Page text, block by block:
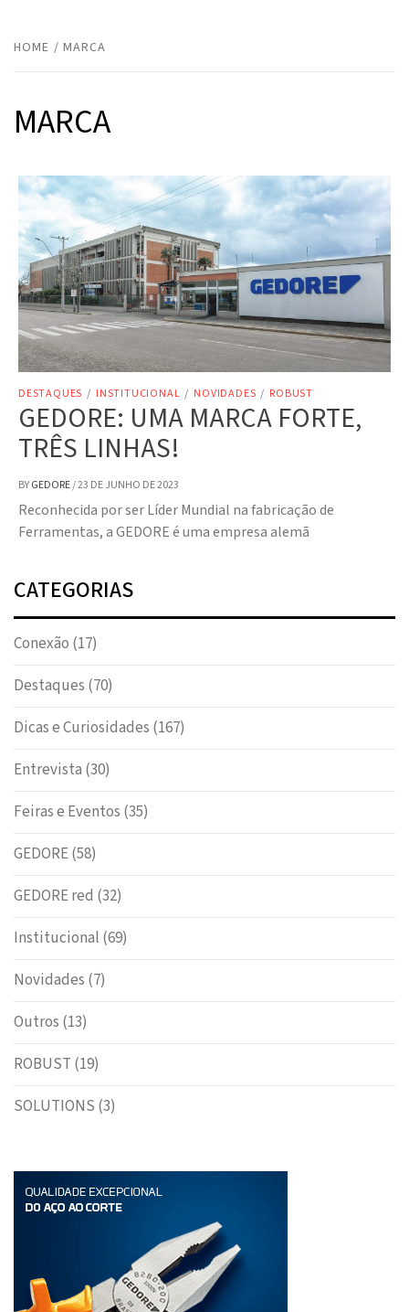
HOME MARCA
MARCA
DESTAQUES / INSTITUCIONAL / NOVIDADES / ROBUST
GEDORE: UMA MARCA FORTE,
TRÊS LINHAS!
BYGEDORE/23 DE JUNHO DE 2023
Reconhecida por ser Líder Mundial na fabricação de
Ferramentas, a GEDORE é uma empresa alemã
CATEGORIAS
Conexão (17)
Destaques (70)
Dicas e Curiosidades (167)
Entrevista (30)
Feiras e Eventos (35)
GEDORE(58)
GEDORE red (32)
Institucional (69)
Novidades (7)
Outros (13)
ROBUST (19)
SOLUTIONS (3)